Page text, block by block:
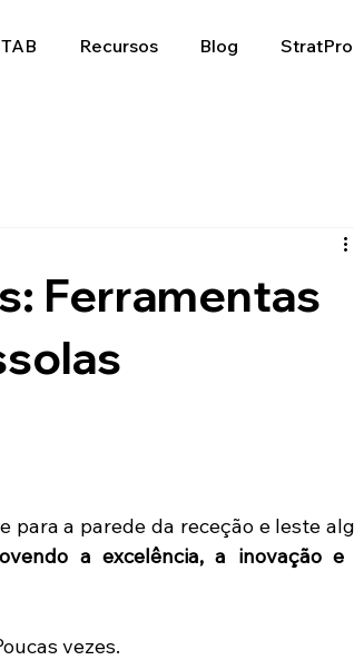
Recursos Blog StratPro
Ferramentas
para a parede da receção e leste
a excelência, a inovação e
vezes.